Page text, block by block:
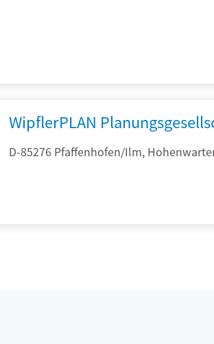
WipflerPLAN
D-85276 Pfaffenhofen/Ilm,